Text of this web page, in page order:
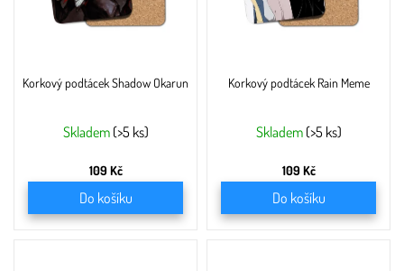
Korkový podtácek Shadow Okarun
Skladem (>5 ks)
109 Kč
Do košíku
Korkový podtácek Rain Meme
Skladem (>5 ks)
109 Kč
Do košíku